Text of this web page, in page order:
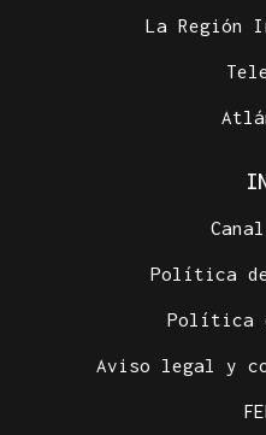
La Región
Política
Política
Aviso legal y